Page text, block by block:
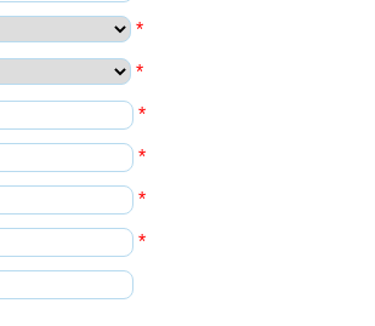
*
*
*
*
*
*